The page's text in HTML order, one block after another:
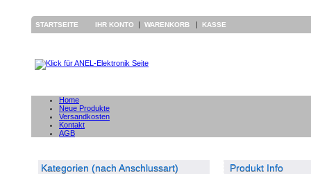
STARTSEITE IHR KONTO | WARENKORB | KASSE
Home
Neue Produkte
Versandkosten
Kontakt
AGB
Kategorien (nach Anschlussart) Produkt Info